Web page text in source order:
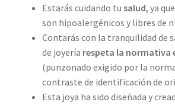
Estarás cuidando tu salud, ya
son hipoalergénicos y libres de
Contarás con la tranquilidad de
de joyería respeta la normativa
(punzonado exigido por la
contraste de identificación de
Esta joya ha sido diseñada y